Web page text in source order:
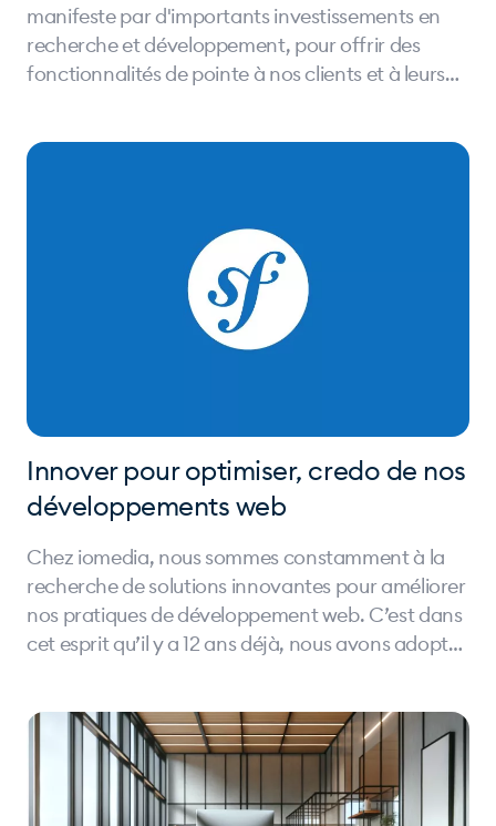
manifeste par d'importants investissements en
recherche et développement, pour offrir des
fonctionnalités de pointe à nos clients et à leurs
Innover pour optimiser, credo de nos
développements web
Chez iomedia, nous sommes constamment à la
recherche de solutions innovantes pour améliorer
nos pratiques de développement web. C’est dans
cet esprit qu’il y a 12 ans déjà, nous avons adopté